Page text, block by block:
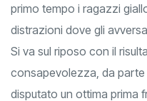
primo tempo i ragazzi
distrazioni dove gli
Si va sul riposo con il
consapevolezza, da parte
disputato un ottima prima